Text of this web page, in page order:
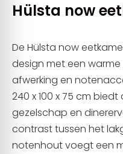
Hülsta now
De Hülsta now
design met een warme
afwerking en
240 x 100 x 75 cm
gezelschap en
contrast tussen het
notenhout voegt een